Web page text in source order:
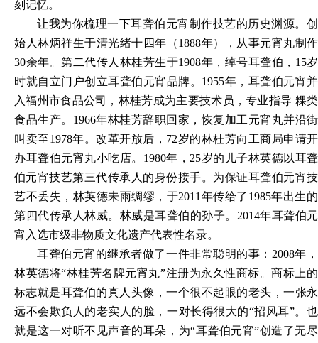
刻记忆。
让我为你梳理一下耳聋伯元宵制作技艺的历史渊源。创
始人林炳祥生于清光绪十四年（1888年），从事元宵丸制作
30余年。第二代传人林桂芳生于1908年，绰号耳聋伯，15岁
时就自立门户创立耳聋伯元宵品牌。1955年，耳聋伯元宵并
入福州市食品公司，林桂芳成为主要技术员，专业指导 粿类
食品生产。1966年林桂芳辞职回家，恢复加工元宵丸并沿街
叫卖至1978年。改革开放后，72岁的林桂芳向工商局申请开
办耳聋伯元宵丸小吃店。1980年，25岁的儿子林英德以耳聋
伯元宵技艺第三代传承人的身份接手。为保证耳聋伯元宵技
艺不丢失，林英德未雨绸缪，于2011年传给了1985年出生的
第四代传承人林威。林威是耳聋伯的孙子。2014年耳聋伯元
宵入选市级非物质文化遗产代表性名录。
耳聋伯元宵的继承者做了一件非常聪明的事： 2008年，
林英德将“林桂芳名牌元宵丸”注册为永久性商标。商标上的
标志就是耳聋伯的真人头像，一个很不起眼的老头，一张永
远不会欺负人的老实人的脸，一对长得很大的“招风耳”。也
就是这一对听不见声音的耳朵，为“耳聋伯元宵”创造了无尽